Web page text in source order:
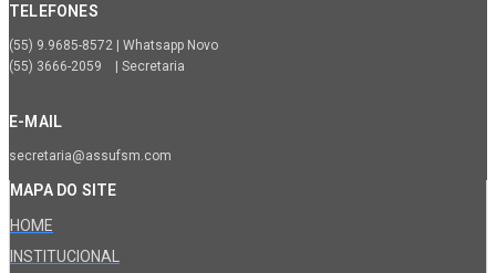
TELEFONES
(55) 9.9685-8572 | Whatsapp Novo
(55) 3666-2059 | Secretaria
E-MAIL
secretaria@assufsm.com
MAPA DO SITE
HOME
INSTITUCIONAL